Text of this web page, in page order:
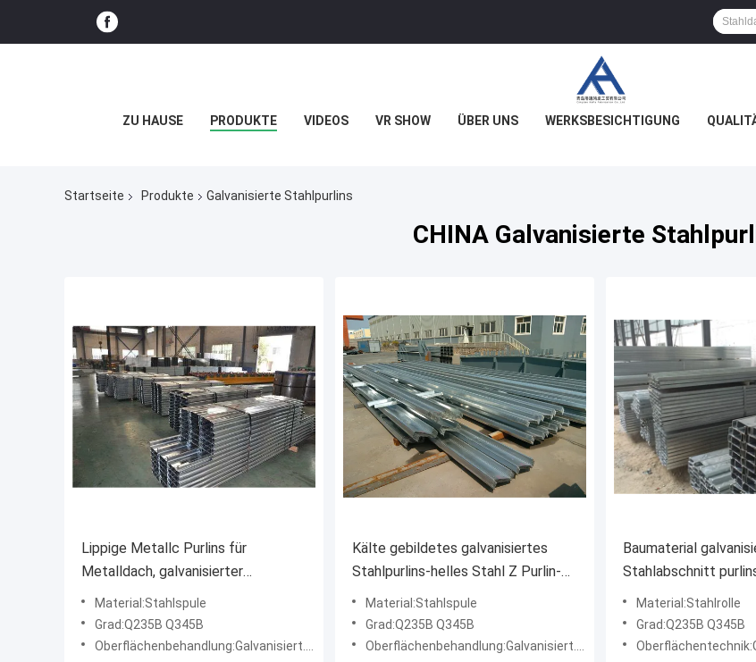
ZU HAUSE PRODUKTE VIDEOS VR SHOW ÜBER UNS WERKSBESICHTIGUNG
Startseite Produkte Galvanisierte Stahlpurlins
CHINA Galvanisierte
Lippige Metallc Purlins für
Metalldach, galvanisierter
Stahlabschnitt der purlins-C
Material:Stahlspule
Grad:Q235B Q345B
Oberflächenbehandlung:Galvanisiert. 80g/m2
Kälte gebildetes galvanisiertes
Stahlpurlins-helles Stahl Z Purlin-
Baumaterial
Material:Stahlspule
Grad:Q235B Q345B
Oberflächenbehandlung:Galvanisiert. 80g/m2
Baumaterial
Stahlabschnitt
300mm für die
Material:Stahlrolle
Grad:Q235B Q345B